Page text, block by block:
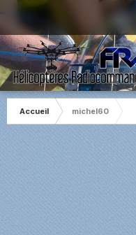
Accueil michel60